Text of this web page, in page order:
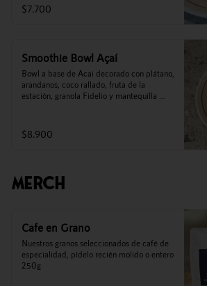
$7.700
Smoothie Bowl Açaí
Bowl a base de Acai decorado con plátano,
arandanos, coco rallado, fruta de la
estación, granola Fidelio y mantequilla
$8.900
Merch
Cafe en Grano
Nuestros granos seleccionados de café de
especialidad, pídelo recién molido o entero
250g